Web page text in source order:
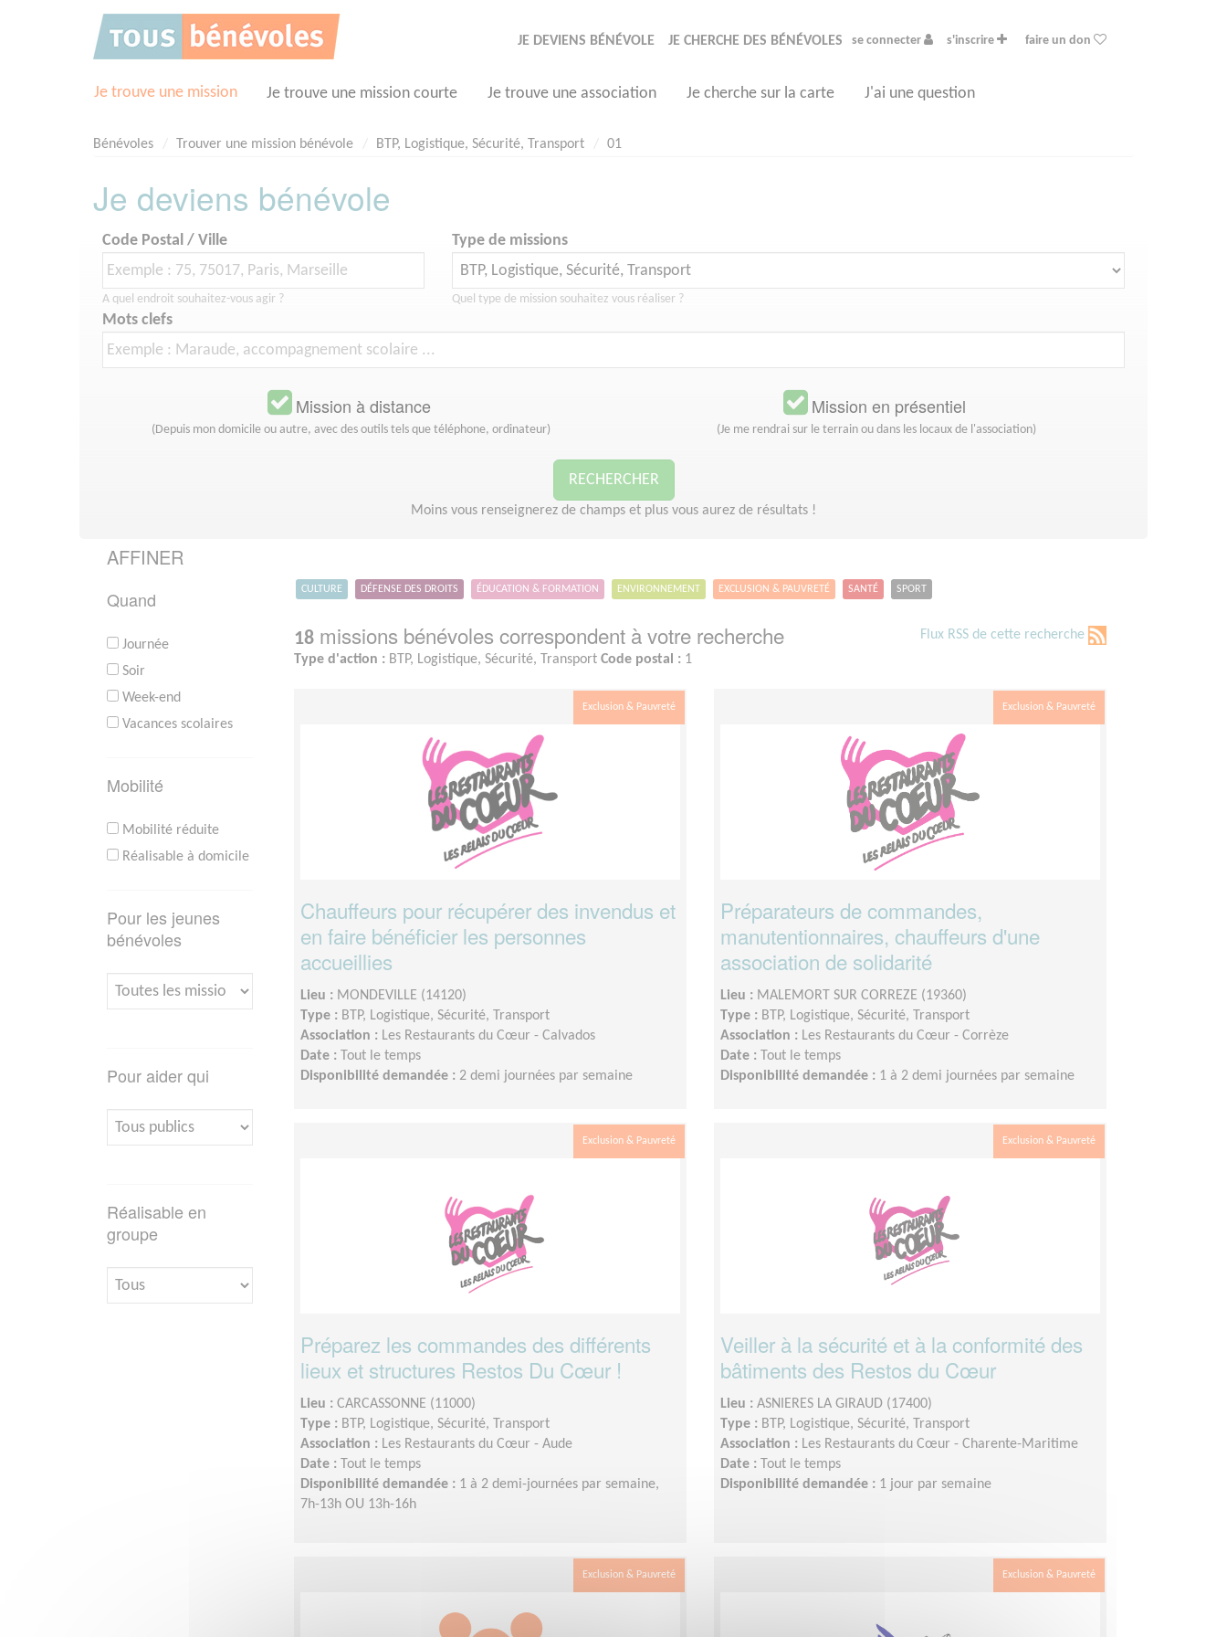
JE DEVIENS BÉNÉVOLE JE CHERCHE DES BÉNÉVOLES se connecter s'inscrire faire un don
Je trouve une mission Je trouve une mission courte Je trouve une association Je cherche sur la carte J'ai une question
Bénévoles Trouver une mission bénévole BTP, Logistique, Sécurité, Transport 01
Je deviens bénévole
Code Postal / Ville
A quel endroit souhaitez-vous agir ?
Type de missions
Quel type de mission souhaitez vous réaliser ?
Mots clefs
Mission à distance
(Depuis mon domicile ou autre, avec des outils tels que téléphone, ordinateur)
Mission en présentiel
(Je me rendrai sur le terrain ou dans les locaux de l'association)
RECHERCHER
Moins vous renseignerez de champs et plus vous aurez de résultats !
AFFINER
Quand
Journée
Soir
Week-end
Vacances scolaires
Mobilité
Mobilité réduite
Réalisable à domicile
Pour les jeunes
bénévoles
Pour aider qui
Réalisable en
groupe
CULTURE DÉFENSE DES DROITS ÉDUCATION & FORMATION ENVIRONNEMENT EXCLUSION & PAUVRETÉ SANTÉ SPORT
Flux RSS de cette recherche
18 missions bénévoles correspondent à votre recherche
Type d'action : BTP, Logistique, Sécurité, Transport Code postal : 1
Exclusion & Pauvreté
Chauffeurs pour récupérer des invendus et
en faire bénéficier les personnes
accueillies
Lieu : MONDEVILLE (14120)
Type : BTP, Logistique, Sécurité, Transport
Association : Les Restaurants du Cœur - Calvados
Date :
Tout le temps
Disponibilité demandée : 2 demi journées par semaine
Exclusion & Pauvreté
Préparateurs de commandes,
manutentionnaires, chauffeurs d'une
association de solidarité
Lieu : MALEMORT SUR CORREZE (19360)
Type : BTP, Logistique, Sécurité, Transport
Association : Les Restaurants du Cœur - Corrèze
Date :
Tout le temps
Disponibilité demandée : 1 à 2 demi journées par semaine
Exclusion & Pauvreté
Préparez les commandes des différents
lieux et structures Restos Du Cœur !
Lieu : CARCASSONNE (11000)
Type : BTP, Logistique, Sécurité, Transport
Association : Les Restaurants du Cœur - Aude
Date :
Tout le temps
Disponibilité demandée : 1 à 2 demi-journées par semaine,
7h-13h OU 13h-16h
Exclusion & Pauvreté
Veiller à la sécurité et à la conformité des
bâtiments des Restos du Cœur
Lieu : ASNIERES LA GIRAUD (17400)
Type : BTP, Logistique, Sécurité, Transport
Association : Les Restaurants du Cœur - Charente-Maritime
Date :
Tout le temps
Disponibilité demandée : 1 jour par semaine
Exclusion & Pauvreté Exclusion & Pauvreté